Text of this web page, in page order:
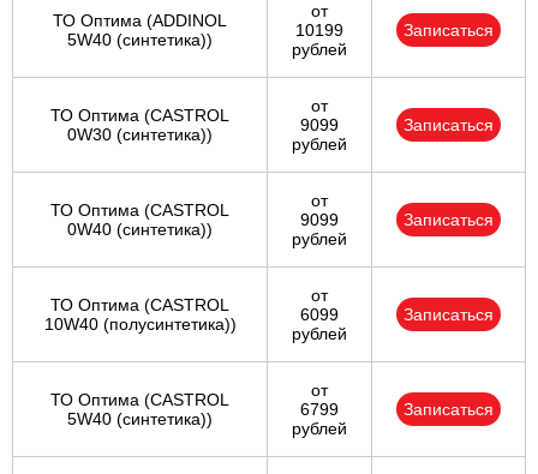
ТО Оптима (ADDINOL
5W40 (синтетика))
от
10199
рублей
Записаться
ТО Оптима (CASTROL
0W30 (синтетика))
от
9099
рублей
Записаться
ТО Оптима (CASTROL
0W40 (синтетика))
от
9099
рублей
Записаться
ТО Оптима (CASTROL
10W40 (полусинтетика))
от
6099
рублей
Записаться
ТО Оптима (CASTROL
5W40 (синтетика))
от
6799
рублей
Записаться